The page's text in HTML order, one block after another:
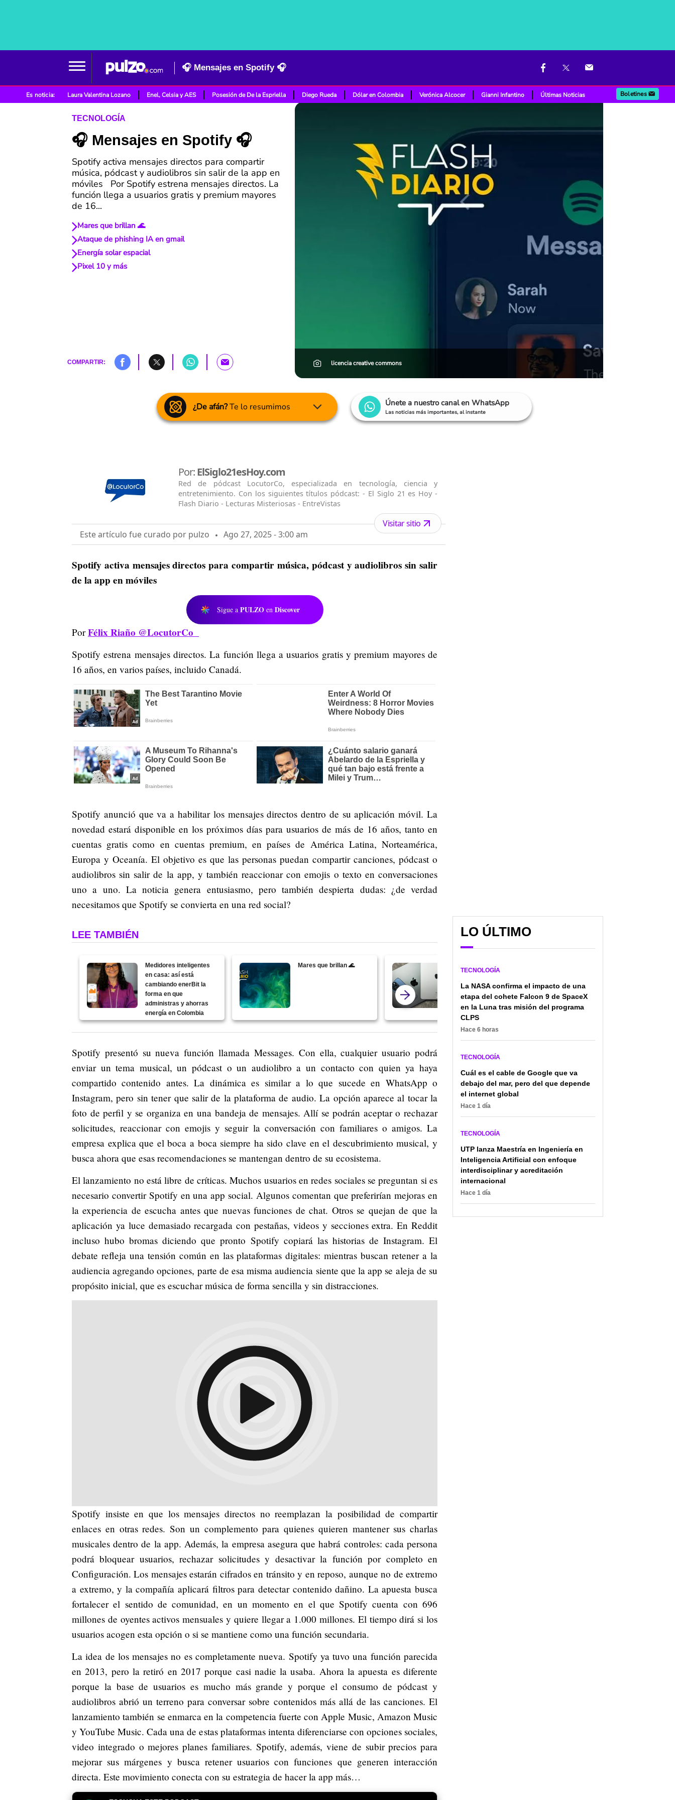
🎧 Mensajes en Spotify 🎧
Es noticia: Laura Valentina Lozano Enel, Celsia y AES Posesión de De la Espriella Diego Rueda Dólar en Colombia Verónica Alcocer Gianni Infantino Últimas Noticias Boletines
TECNOLOGÍA
🎧 Mensajes en Spotify 🎧
Spotify activa mensajes directos para compartir
música, pódcast y audiolibros sin salir de la app en
móviles Por Spotify estrena mensajes directos. La
función llega a usuarios gratis y premium mayores
de 16...
Mares que brillan 🌊
Ataque de phishing IA en gmail
Energía solar espacial
Pixel 10 y más
COMPARTIR: licencia creative commons
¿De afán?Te lo resumimos Únete a nuestro canal en WhatsApp
Las noticias más importantes, al instante
Por:ElSiglo21esHoy.com
Red de pódcast LocutorCo, especializada en tecnología, ciencia y
entretenimiento. Con los siguientes títulos pódcast: - El Siglo 21 es Hoy -
Flash Diario - Lecturas Misteriosas - EntreVistas
Este artículo fue curado por pulzo Ago 27, 2025 - 3:00 am
Visitar sitio
Spotify activa mensajes directos para compartir música, pódcast y audiolibros sin salir
de la app en móviles
Sigue a PULZO en Discover
PorFélix Riaño @LocutorCo
Spotify estrena mensajes directos. La función llega a usuarios gratis y premium mayores de
16 años, en varios países, incluido Canadá.
Spotify anunció que va a habilitar los mensajes directos dentro de su aplicación móvil. La
novedad estará disponible en los próximos días para usuarios de más de 16 años, tanto en
cuentas gratis como en cuentas premium, en países de América Latina, Norteamérica,
Europa y Oceanía. El objetivo es que las personas puedan compartir canciones, pódcast o
audiolibros sin salir de la app, y también reaccionar con emojis o texto en conversaciones
uno a uno. La noticia genera entusiasmo, pero también despierta dudas: ¿de verdad
necesitamos que Spotify se convierta en una red social?
LEE TAMBIÉN
Medidores inteligentes
en casa: así está
cambiando enerBit la
forma en que
administras y ahorras
energía en Colombia
Mares que brillan 🌊
Apareció problema para
Apple en Colombia:
decisión de la SIC tiene a
usuarios en ascuas
Spotify presentó su nueva función llamada Messages. Con ella, cualquier usuario podrá
enviar un tema musical, un pódcast o un audiolibro a un contacto con quien ya haya
compartido contenido antes. La dinámica es similar a lo que sucede en WhatsApp o
Instagram, pero sin tener que salir de la plataforma de audio. La opción aparece al tocar la
foto de perfil y se organiza en una bandeja de mensajes. Allí se podrán aceptar o rechazar
solicitudes, reaccionar con emojis y seguir la conversación con familiares o amigos. La
empresa explica que el boca a boca siempre ha sido clave en el descubrimiento musical, y
busca ahora que esas recomendaciones se mantengan dentro de su ecosistema.
El lanzamiento no está libre de críticas. Muchos usuarios en redes sociales se preguntan si es
necesario convertir Spotify en una app social. Algunos comentan que preferirían mejoras en
la experiencia de escucha antes que nuevas funciones de chat. Otros se quejan de que la
aplicación ya luce demasiado recargada con pestañas, videos y secciones extra. En Reddit
incluso hubo bromas diciendo que pronto Spotify copiará las historias de Instagram. El
debate refleja una tensión común en las plataformas digitales: mientras buscan retener a la
audiencia agregando opciones, parte de esa misma audiencia siente que la app se aleja de su
propósito inicial, que es escuchar música de forma sencilla y sin distracciones.
Spotify insiste en que los mensajes directos no reemplazan la posibilidad de compartir
enlaces en otras redes. Son un complemento para quienes quieren mantener sus charlas
musicales dentro de la app. Además, la empresa asegura que habrá controles: cada persona
podrá bloquear usuarios, rechazar solicitudes y desactivar la función por completo en
Configuración. Los mensajes estarán cifrados en tránsito y en reposo, aunque no de extremo
a extremo, y la compañía aplicará filtros para detectar contenido dañino. La apuesta busca
fortalecer el sentido de comunidad, en un momento en el que Spotify cuenta con 696
millones de oyentes activos mensuales y quiere llegar a 1.000 millones. El tiempo dirá si los
usuarios acogen esta opción o si se mantiene como una función secundaria.
La idea de los mensajes no es completamente nueva. Spotify ya tuvo una función parecida
en 2013, pero la retiró en 2017 porque casi nadie la usaba. Ahora la apuesta es diferente
porque la base de usuarios es mucho más grande y porque el consumo de pódcast y
audiolibros abrió un terreno para conversar sobre contenidos más allá de las canciones. El
lanzamiento también se enmarca en la competencia fuerte con Apple Music, Amazon Music
y YouTube Music. Cada una de estas plataformas intenta diferenciarse con opciones sociales,
video integrado o mejores planes familiares. Spotify, además, viene de subir precios para
mejorar sus márgenes y busca retener usuarios con funciones que generen interacción
directa. Este movimiento conecta con su estrategia de hacer la app más…
LO ÚLTIMO
TECNOLOGÍA
La NASA confirma el impacto de una
etapa del cohete Falcon 9 de SpaceX
en la Luna tras misión del programa
CLPS
Hace 6 horas
TECNOLOGÍA
Cuál es el cable de Google que va
debajo del mar, pero del que depende
el internet global
Hace 1 día
TECNOLOGÍA
UTP lanza Maestría en Ingeniería en
Inteligencia Artificial con enfoque
interdisciplinar y acreditación
internacional
Hace 1 día